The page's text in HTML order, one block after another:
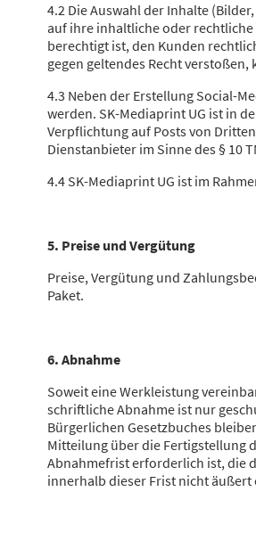
4.2 Die Auswahl der Inhalte
auf ihre inhaltliche oder
berechtigt ist, den Kunden
gegen geltendes Recht
4.3 Neben der Erstellung Social-
werden. SK-Mediaprint UG ist in
Verpflichtung auf Posts von
Dienstanbieter im Sinne des § 10
4.4 SK-Mediaprint UG ist im
5. Preise und Vergütung
Preise, Vergütung und
Paket.
6. Abnahme
Soweit eine Werkleistung
schriftliche Abnahme ist nur
Bürgerlichen Gesetzbuches
Mitteilung über die Fertigstellung
Abnahmefrist erforderlich ist, die
innerhalb dieser Frist nicht äußert